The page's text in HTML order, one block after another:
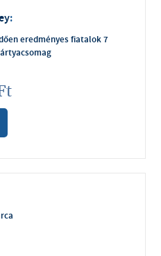
:
eredményes fiatalok 7